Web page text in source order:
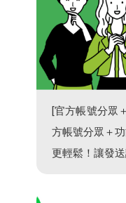
[官方帳號分眾
方帳號分眾＋
更輕鬆！讓發